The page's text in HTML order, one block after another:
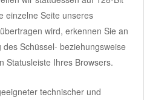
einzelne Seite unseres
wird, erkennen Sie an
Schüssel- beziehungsweise
Statusleiste Ihres Browsers.
technischer und